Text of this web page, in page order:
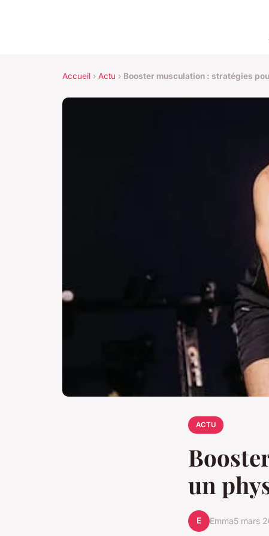
Accueil › Actu › Booster musculation : stratégies
ACTU
un
E Emma5 mars